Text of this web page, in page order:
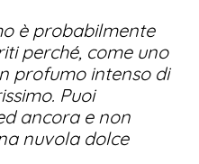
è probabilmente
perché, come uno
profumo intenso di
Puoi
ancora e non
nuvola dolce